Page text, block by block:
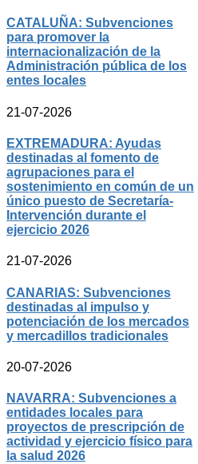
CATALUÑA: Subvenciones
para promover la
internacionalización de la
Administración pública de los
entes locales
21-07-2026
EXTREMADURA: Ayudas
destinadas al fomento de
agrupaciones para el
sostenimiento en común de un
único puesto de Secretaría-
Intervención durante el
ejercicio 2026
21-07-2026
CANARIAS: Subvenciones
destinadas al impulso y
potenciación de los mercados
y mercadillos tradicionales
20-07-2026
NAVARRA: Subvenciones a
entidades locales para
proyectos de prescripción de
actividad y ejercicio físico para
la salud 2026